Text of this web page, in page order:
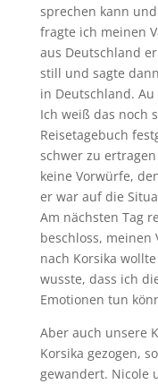
sprechen kann
fragte ich meinen
aus Deutschland
still und sagte
in Deutschland.
Ich weiß das noch
Reisetagebuch
schwer zu
keine Vorwürfe,
er war auf die
Am nächsten Tag
beschloss, meinen
nach Korsika
wusste, dass ich
Emotionen tun
Aber auch unsere
Korsika gezogen,
gewandert. Nicole